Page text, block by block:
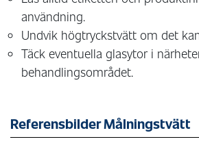
användning.
Undvik högtryckstvätt om det
Täck eventuella glasytor i
behandlingsområdet.
Referensbilder Målningstvätt